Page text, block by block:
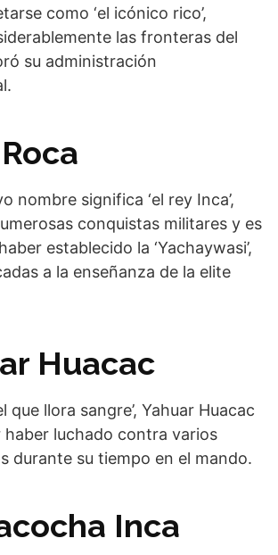
como ‘el icónico rico’,
las fronteras del
su administración
nombre significa ‘el rey Inca’,
conquistas militares y es
establecido la ‘Yachaywasi’,
a la enseñanza de la elite
Huacac
que llora sangre’, Yahuar Huacac
haber luchado contra varios
durante su tiempo en el mando.
Inca